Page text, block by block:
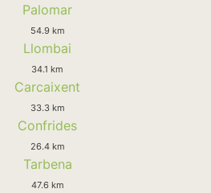
Palomar
54.9 km
Llombai
34.1 km
Carcaixent
33.3 km
Confrides
26.4 km
Tarbena
47.6 km